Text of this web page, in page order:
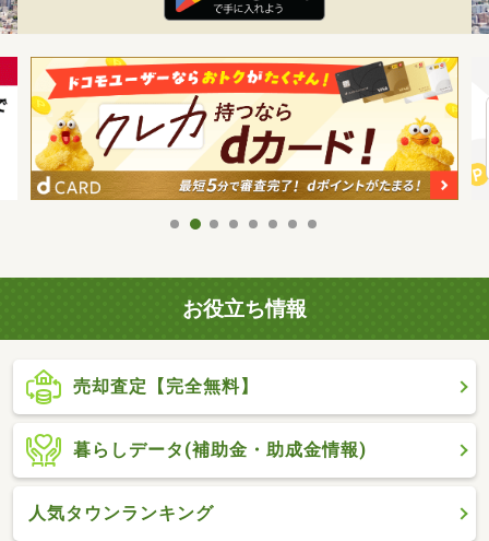
お役立ち情報
売却査定【完全無料】
暮らしデータ(補助金・助成金情報)
人気タウンランキング